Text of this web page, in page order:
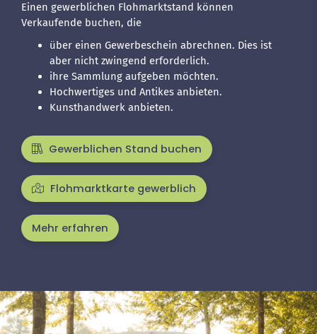
Einen gewerblichen Flohmarktstand können
Verkaufende buchen, die
über einen Gewerbeschein abrechnen. Dies ist
aber nicht zwingend erforderlich.
ihre Sammlung aufgeben möchten.
Hochwertiges und Antikes anbieten.
Kunsthandwerk anbieten.
Gewerblichen Stand buchen
Flohmarktkarte gewerblich
Mehr erfahren